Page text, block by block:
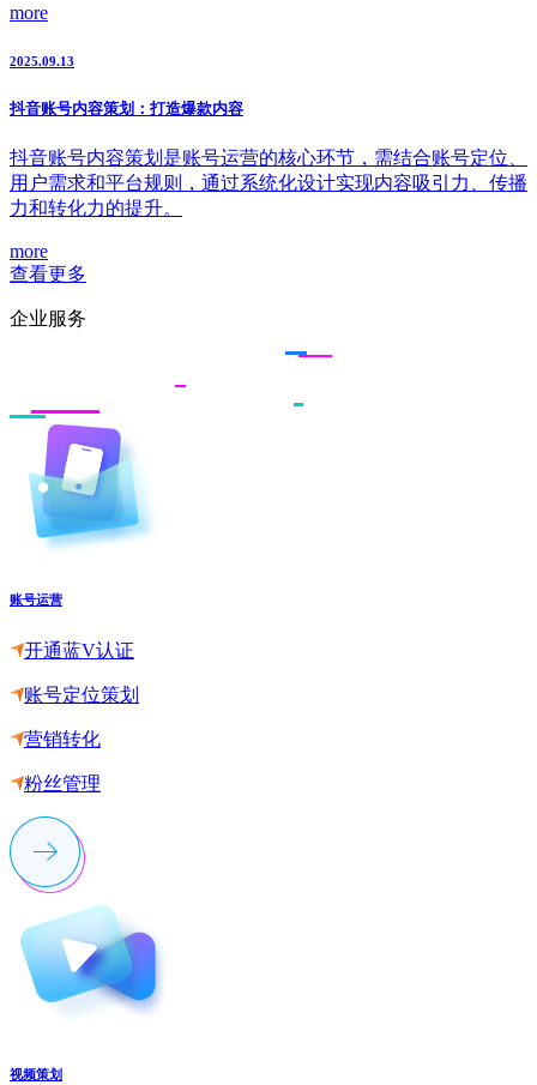
more
2025.09.13
抖音账号内容策划：打造爆款内容
抖音账号内容策划是账号运营的核心环节，需结合账号定位、
用户需求和平台规则，通过系统化设计实现内容吸引力、传播
力和转化力的提升。
more
查看更多
企业服务
账号运营
开通蓝V认证
账号定位策划
营销转化
粉丝管理
视频策划